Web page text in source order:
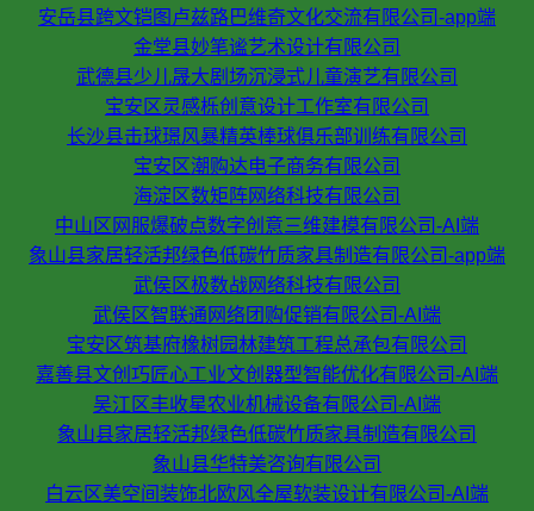
安岳县跨文铠图卢兹路巴维奇文化交流有限公司-app端
金堂县妙笔谧艺术设计有限公司
武德县少儿晟大剧场沉浸式儿童演艺有限公司
宝安区灵感栎创意设计工作室有限公司
长沙县击球璟风暴精英棒球俱乐部训练有限公司
宝安区潮购达电子商务有限公司
海淀区数矩阵网络科技有限公司
中山区网服爆破点数字创意三维建模有限公司-AI端
象山县家居轻活邦绿色低碳竹质家具制造有限公司-app端
武侯区极数战网络科技有限公司
武侯区智联通网络团购促销有限公司-AI端
宝安区筑基府橡树园林建筑工程总承包有限公司
嘉善县文创巧匠心工业文创器型智能优化有限公司-AI端
吴江区丰收星农业机械设备有限公司-AI端
象山县家居轻活邦绿色低碳竹质家具制造有限公司
象山县华特美咨询有限公司
白云区美空间装饰北欧风全屋软装设计有限公司-AI端